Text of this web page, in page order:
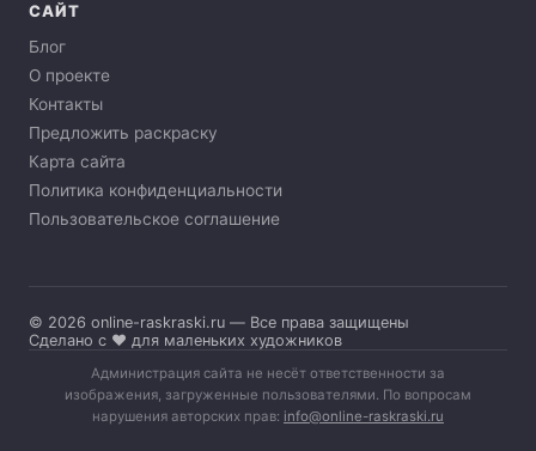
САЙТ
Блог
О проекте
Контакты
Предложить раскраску
Карта сайта
Политика конфиденциальности
Пользовательское соглашение
© 2026 online-raskraski.ru — Все права защищены
Сделано с ❤️ для маленьких художников
Администрация сайта не несёт ответственности за
изображения, загруженные пользователями. По вопросам
нарушения авторских прав: info@online-raskraski.ru